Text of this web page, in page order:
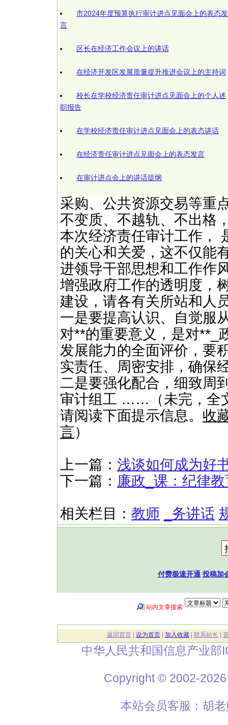
市2024年度预算执行审计进点见面会上的表态发
言
区长在经济工作会议上的讲话
在经济开发区发展质量提升推进会议上的主持词
校长在学校经济责任审计进点见面会上的个人述
职报告
在学校经济责任审计进点见面会上的表态讲话
在经济责任审计进点见面会上的表态发言
在审计进点会上的讲话提纲
采购、公共资源交易等重
不变质、不越轨、不出格
本次经济责任审计工作，
的关心和关爱，这不仅能
进领导干部思想和工作作
增强政府工作的透明度，
建设，请各有关所站和人
一是要提高认识、自觉服
对**的重要意义，是对**_
发展能力的全面评价，要
实责任、周密安排，确保
二是要强化配合，细致周
审计组工 ……（未完，全
请阅读下面提示信息。 收
言）
上一篇： 浅谈如何成为好
下一篇： 廉政_课：纪律教
相关栏目： 教师 _务讲话
付费极速开通 投稿加
站内文章搜索
返回首页| 设为首页| 加入收藏| 联系站长
中华人民共和国信息产业部
Copyright © 2002-
本站会员客服：胡